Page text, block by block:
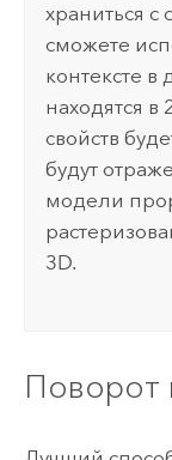
храниться
сможете
контексте в
находятся в
свойств
будут
модели
3D.
Поворот